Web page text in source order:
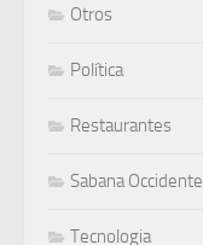
Otros
Política
Restaurantes
Sabana Occidente
Tecnologia